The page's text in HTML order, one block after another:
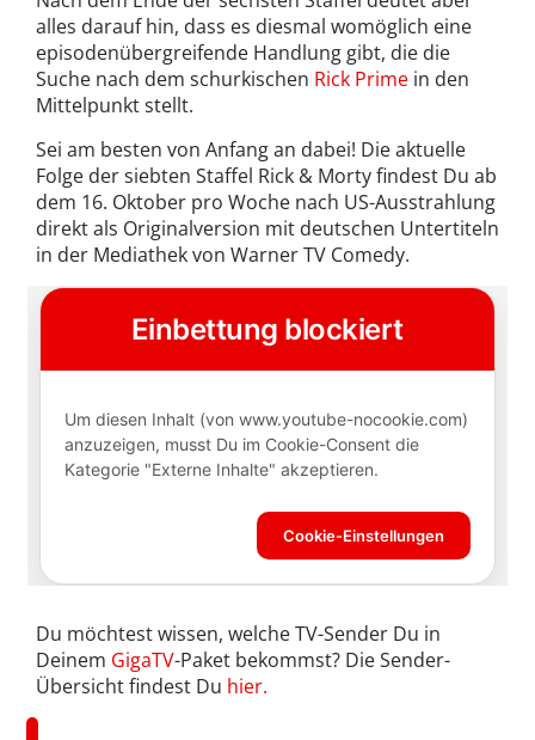
alles darauf hin, dass es diesmal womöglich eine
episodenübergreifende Handlung gibt, die die
Suche nach dem schurkischen Rick Prime in den
Mittelpunkt stellt.
Sei am besten von Anfang an dabei! Die aktuelle
Folge der siebten Staffel Rick & Morty findest Du ab
dem 16. Oktober pro Woche nach US-Ausstrahlung
direkt als Originalversion mit deutschen Untertiteln
in der Mediathek von Warner TV Comedy.
Du möchtest wissen, welche TV-Sender Du in
Deinem GigaTV-Paket bekommst? Die Sender-
Übersicht findest Du hier.